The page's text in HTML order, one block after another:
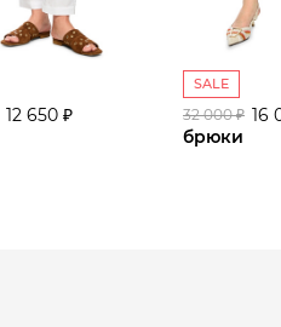
12 650 ₽
SALE
32 000 ₽ 16
брюки